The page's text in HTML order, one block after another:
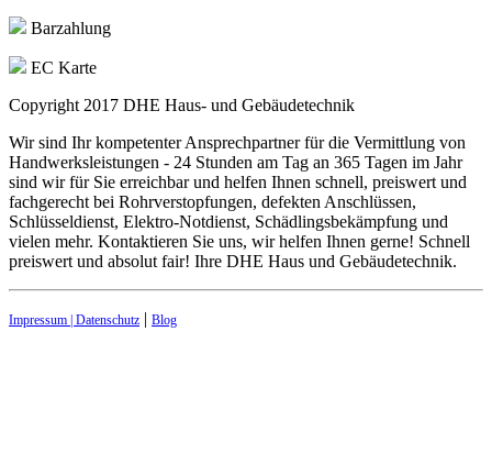
Barzahlung
EC Karte
Copyright 2017 DHE Haus- und Gebäudetechnik
Wir sind Ihr kompetenter Ansprechpartner für die Vermittlung von
Handwerksleistungen - 24 Stunden am Tag an 365 Tagen im Jahr
sind wir für Sie erreichbar und helfen Ihnen schnell, preiswert und
fachgerecht bei Rohrverstopfungen, defekten Anschlüssen,
Schlüsseldienst, Elektro-Notdienst, Schädlingsbekämpfung und
vielen mehr. Kontaktieren Sie uns, wir helfen Ihnen gerne! Schnell
preiswert und absolut fair! Ihre DHE Haus und Gebäudetechnik.
Impressum | Datenschutz | Blog